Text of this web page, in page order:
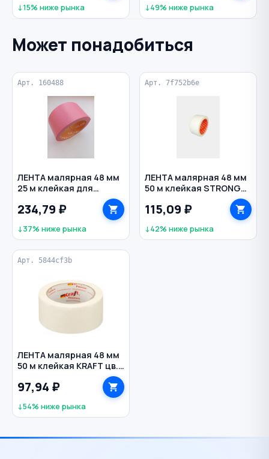
↓15% ниже рынка ↓49% ниже рынка
Может понадобиться
Арт. 160488
ЛЕНТА малярная 48 мм
25 м клейкая для
поверхностей XGLASS
234,79 ₽
↓37% ниже рынка
Арт. 7f752b6e
ЛЕНТА малярная 48 мм
50 м клейкая STRONG
115,09 ₽
↓42% ниже рынка
Арт. 5844cf3b
ЛЕНТА малярная 48 мм
50 м клейкая KRAFT цв.
97,94 ₽
↓54% ниже рынка